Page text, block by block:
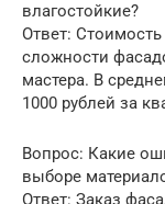
влагостойкие?
Ответ:
сложности
мастера. В
1000 рублей за
Вопрос: Какие
выборе
Ответ: Заказ